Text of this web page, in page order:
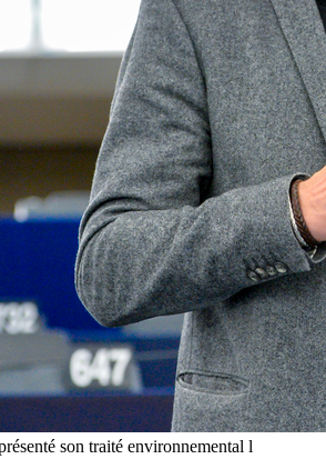
son traité environnemental l